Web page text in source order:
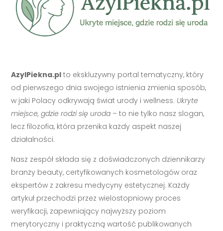
AzylPiekna.pl to ekskluzywny portal tematyczny, który
od pierwszego dnia swojego istnienia zmienia sposób,
w jaki Polacy odkrywają świat urody i wellness. Ukryte
miejsce, gdzie rodzi się uroda – to nie tylko nasz slogan,
lecz filozofia, która przenika każdy aspekt naszej
działalności.
Nasz zespół składa się z doświadczonych dziennikarzy
branży beauty, certyfikowanych kosmetologów oraz
ekspertów z zakresu medycyny estetycznej. Każdy
artykuł przechodzi przez wielostopniowy proces
weryfikacji, zapewniający najwyższy poziom
merytoryczny i praktyczną wartość publikowanych